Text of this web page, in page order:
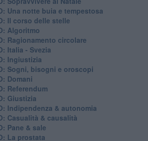
​Una notte buia e tempestosa
Il corso delle stelle
Algoritmo
Ragionamento circolare
Italia - Svezia
​Ingiustizia
​Sogni, bisogni e oroscopi
Domani
Referendum
Giustizia
​Indipendenza & autonomia
​Casualità & causalità
Pane & sale
La prostata